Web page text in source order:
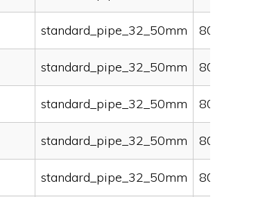
standard_pipe_32_50mm 80000
standard_pipe_32_50mm 80000
standard_pipe_32_50mm 80000
standard_pipe_32_50mm 80000
standard_pipe_32_50mm 80000